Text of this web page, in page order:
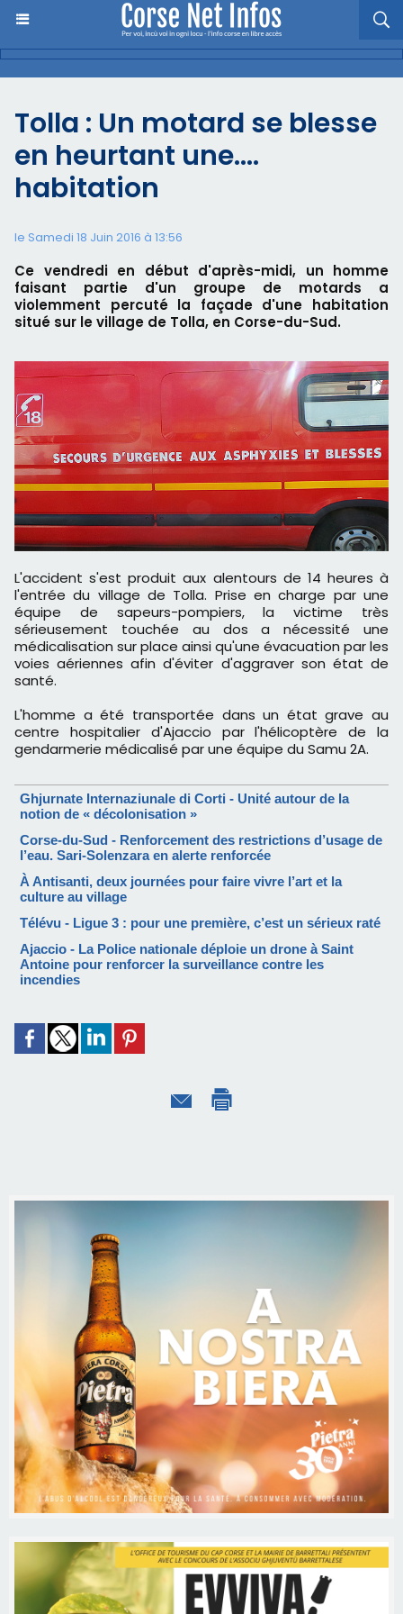
Tolla : Un motard se blesse
en heurtant une.…
habitation
le Samedi 18 Juin 2016 à 13:56
Ce vendredi en début d'après-midi, un homme
faisant partie d'un groupe de motards a
violemment percuté la façade d'une habitation
situé sur le village de Tolla, en Corse-du-Sud.
L'accident s'est produit aux alentours de 14 heures à
l'entrée du village de Tolla. Prise en charge par une
équipe de sapeurs-pompiers, la victime très
sérieusement touchée au dos a nécessité une
médicalisation sur place ainsi qu'une évacuation par les
voies aériennes afin d'éviter d'aggraver son état de
santé.
L'homme a été transportée dans un état grave au
centre hospitalier d'Ajaccio par l'hélicoptère de la
gendarmerie médicalisé par une équipe du Samu 2A.
Ghjurnate Internaziunale di Corti - Unité autour de la
notion de « décolonisation »
Corse-du-Sud - Renforcement des restrictions d’usage de
l’eau. Sari-Solenzara en alerte renforcée
À Antisanti, deux journées pour faire vivre l’art et la
culture au village
Télévu - Ligue 3 : pour une première, c’est un sérieux raté
Ajaccio - La Police nationale déploie un drone à Saint
Antoine pour renforcer la surveillance contre les
incendies